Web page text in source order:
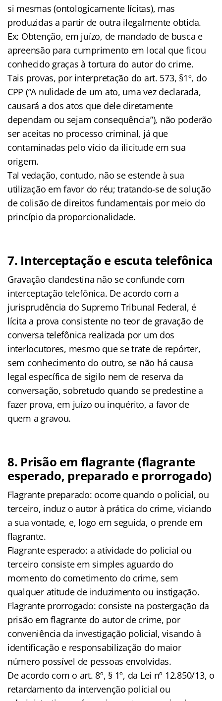
si mesmas (ontologicamente lícitas), mas
produzidas a partir de outra ilegalmente obtida.
Ex: Obtenção, em juízo, de mandado de busca e
apreensão para cumprimento em local que ficou
conhecido graças à tortura do autor do crime.
Tais provas, por interpretação do art. 573, §1º, do
CPP (“A nulidade de um ato, uma vez declarada,
causará a dos atos que dele diretamente
dependam ou sejam consequência”), não poderão
ser aceitas no processo criminal, já que
contaminadas pelo vício da ilicitude em sua
origem.
Tal vedação, contudo, não se estende à sua
utilização em favor do réu; tratando-se de solução
de colisão de direitos fundamentais por meio do
princípio da proporcionalidade.
7. Interceptação e escuta telefônica
Gravação clandestina não se confunde com
interceptação telefônica. De acordo com a
jurisprudência do Supremo Tribunal Federal, é
lícita a prova consistente no teor de gravação de
conversa telefônica realizada por um dos
interlocutores, mesmo que se trate de repórter,
sem conhecimento do outro, se não há causa
legal específica de sigilo nem de reserva da
conversação, sobretudo quando se predestine a
fazer prova, em juízo ou inquérito, a favor de
quem a gravou.
8. Prisão em flagrante (flagrante
esperado, preparado e prorrogado)
Flagrante preparado: ocorre quando o policial, ou
terceiro, induz o autor à prática do crime, viciando
a sua vontade, e, logo em seguida, o prende em
flagrante.
Flagrante esperado: a atividade do policial ou
terceiro consiste em simples aguardo do
momento do cometimento do crime, sem
qualquer atitude de induzimento ou instigação.
Flagrante prorrogado: consiste na postergação da
prisão em flagrante do autor de crime, por
conveniência da investigação policial, visando à
identificação e responsabilização do maior
número possível de pessoas envolvidas.
De acordo com o art. 8º, § 1º, da Lei nº 12.850/13, o
retardamento da intervenção policial ou